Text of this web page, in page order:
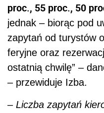
proc., 55 proc., 50
jednak – biorąc pod
zapytań od turystów
feryjne oraz
ostatnią chwilę” –
– przewiduje Izba.
– Liczba zapytań